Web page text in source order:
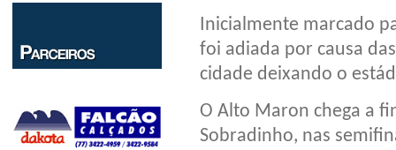
Inicialmente marcado
foi adiada por causa
cidade deixando o
O Alto Maron chega a
Sobradinho, nas